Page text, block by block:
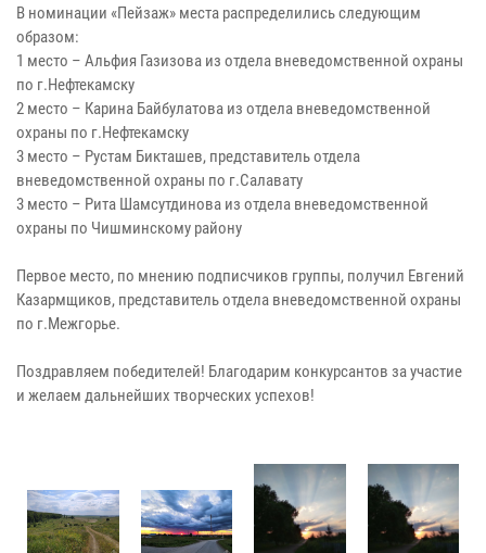
В номинации «Пейзаж» места распределились следующим
образом:
1 место – Альфия Газизова из отдела вневедомственной охраны
по г.Нефтекамску
2 место – Карина Байбулатова из отдела вневедомственной
охраны по г.Нефтекамску
3 место – Рустам Бикташев, представитель отдела
вневедомственной охраны по г.Салавату
3 место – Рита Шамсутдинова из отдела вневедомственной
охраны по Чишминскому району
Первое место, по мнению подписчиков группы, получил Евгений
Казармщиков, представитель отдела вневедомственной охраны
по г.Межгорье.
Поздравляем победителей! Благодарим конкурсантов за участие
и желаем дальнейших творческих успехов!